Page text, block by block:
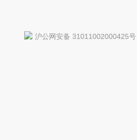
沪公网安备 31011002000425号